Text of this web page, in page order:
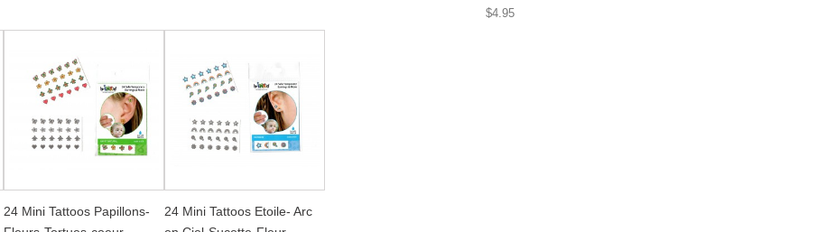
$4.95
24 Mini Tattoos Papillons-
24 Mini Tattoos Etoile- Arc